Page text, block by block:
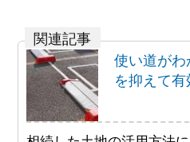
使い道が
を抑えて